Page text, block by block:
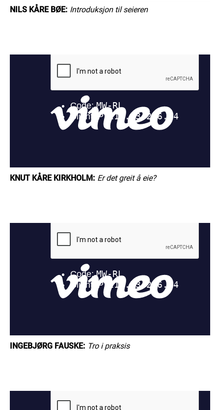
NILS KÅRE BØE: Introduksjon til seieren
KNUT KÅRE KIRKHOLM: Er det greit å eie?
INGEBJØRG FAUSKE: Tro i praksis